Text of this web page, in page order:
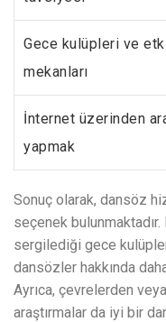
Gece kulüpleri ve
mekanları
İnternet üzerinden
yapmak
Sonuç olarak, dansöz
seçenek
sergilediği gece
dansözler hakkında
Ayrıca, çevrelerden
araştırmalar da iyi bir